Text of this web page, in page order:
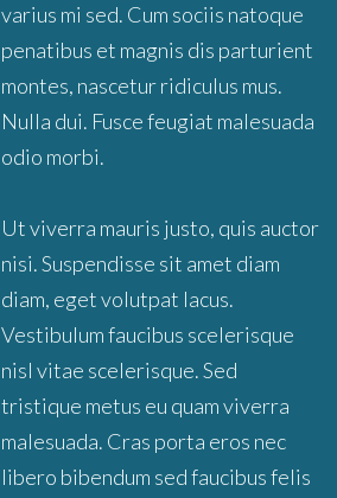
varius mi sed. Cum sociis natoque
penatibus et magnis dis parturient
montes, nascetur ridiculus mus.
Nulla dui. Fusce feugiat malesuada
odio morbi.
Ut viverra mauris justo, quis auctor
nisi. Suspendisse sit amet diam
diam, eget volutpat lacus.
Vestibulum faucibus scelerisque
nisl vitae scelerisque. Sed
tristique metus eu quam viverra
malesuada. Cras porta eros nec
libero bibendum sed faucibus felis